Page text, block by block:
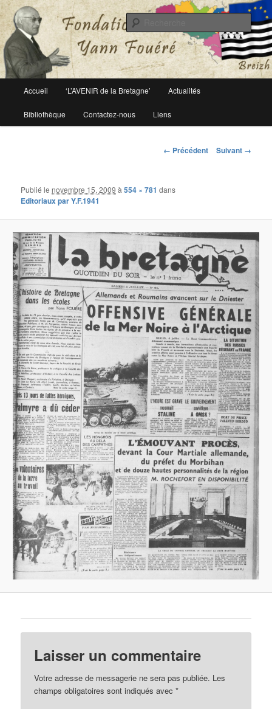
Fondation Yann Fouéré
Le site officiel de la fondation Yann Fouéré
principal
Aller
au
Accueil ‘L’AVENIR de la Bretagne’ Actualités
Bibliothèque Contactez-nous Liens
Navigation
← Précédent Suivant →
Publié lenovembre 15, 2009 à554 × 781 dans
Editoriaux par Y.F.1941
Laisser un commentaire
Votre adresse de messagerie ne sera pas publiée. Les
champs obligatoires sont indiqués avec*